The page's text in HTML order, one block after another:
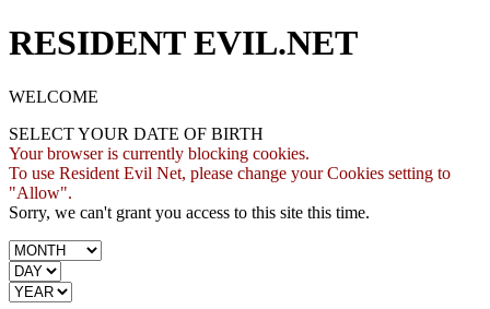
RESIDENT EVIL.NET
WELCOME
SELECT YOUR DATE OF BIRTH
Your browser is currently blocking cookies.
To use Resident Evil Net, please change your Cookies setting to
"Allow".
Sorry, we can't grant you access to this site this time.